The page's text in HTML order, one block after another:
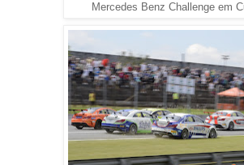
Mercedes Benz Challenge em